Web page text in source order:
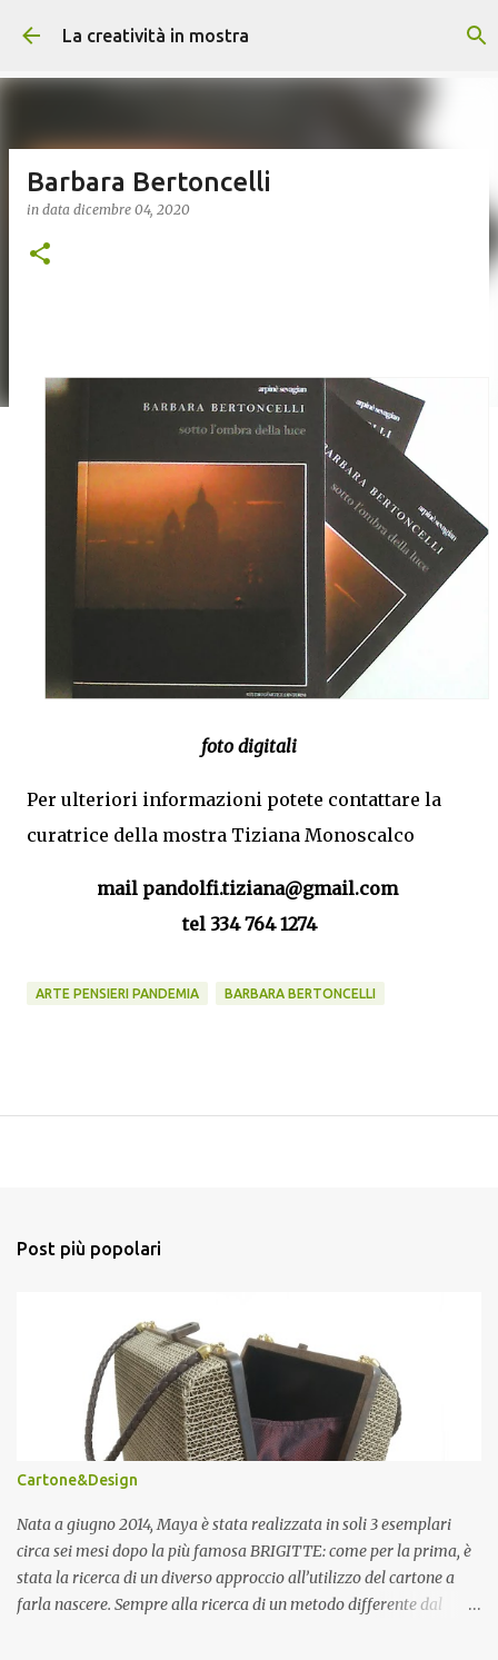
Passa ai contenuti principali
La creatività in mostra
Barbara Bertoncelli
in data dicembre 04, 2020
foto digitali
Per ulteriori informazioni potete contattare la
curatrice della mostra Tiziana Monoscalco
mail pandolfi.tiziana@gmail.com
tel 334 764 1274
ARTE PENSIERI PANDEMIA BARBARA BERTONCELLI
Post più popolari
Cartone&Design
Nata a giugno 2014, Maya è stata realizzata in soli 3 esemplari
circa sei mesi dopo la più famosa BRIGITTE: come per la prima, è
stata la ricerca di un diverso approccio all’utilizzo del cartone a
farla nascere. Sempre alla ricerca di un metodo differente dal